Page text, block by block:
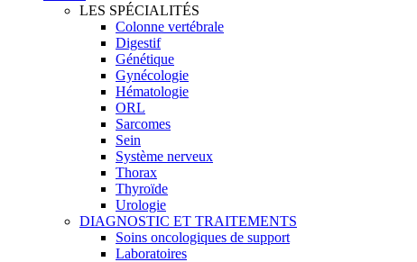
LES SPÉCIALITÉS
Colonne vertébrale
Digestif
Génétique
Gynécologie
Hématologie
ORL
Sarcomes
Sein
Système nerveux
Thorax
Thyroïde
Urologie
DIAGNOSTIC ET TRAITEMENTS
Soins oncologiques de support
Laboratoires